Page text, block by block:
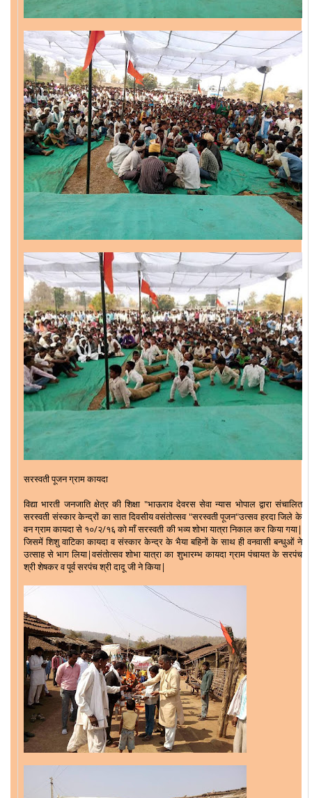
सरस्वती पूजन ग्राम कायदा
विद्या भारती जनजाति क्षेत्र की शिक्षा "भाऊराव देवरस सेवा न्यास भोपाल द्वारा संचालित
सरस्वती संस्कार केन्द्रों का सात दिवसीय वसंतोत्सव "सरस्वती पूजन"उत्सव हरदा जिले के
वन ग्राम कायदा से १०/२/१६ को माँ सरस्वती की भव्य शोभा यात्रा निकाल कर किया गया|
जिसमें शिशु वाटिका कायदा व संस्कार केन्द्र के भैया बहिनों के साथ ही वनवासी बन्धुओं ने
उत्साह से भाग लिया|वसंतोत्सव शोभा यात्रा का शुभारम्भ कायदा ग्राम पंचायत के सरपंच
श्री शेषकर व पूर्व सरपंच श्री दादू जी ने किया|